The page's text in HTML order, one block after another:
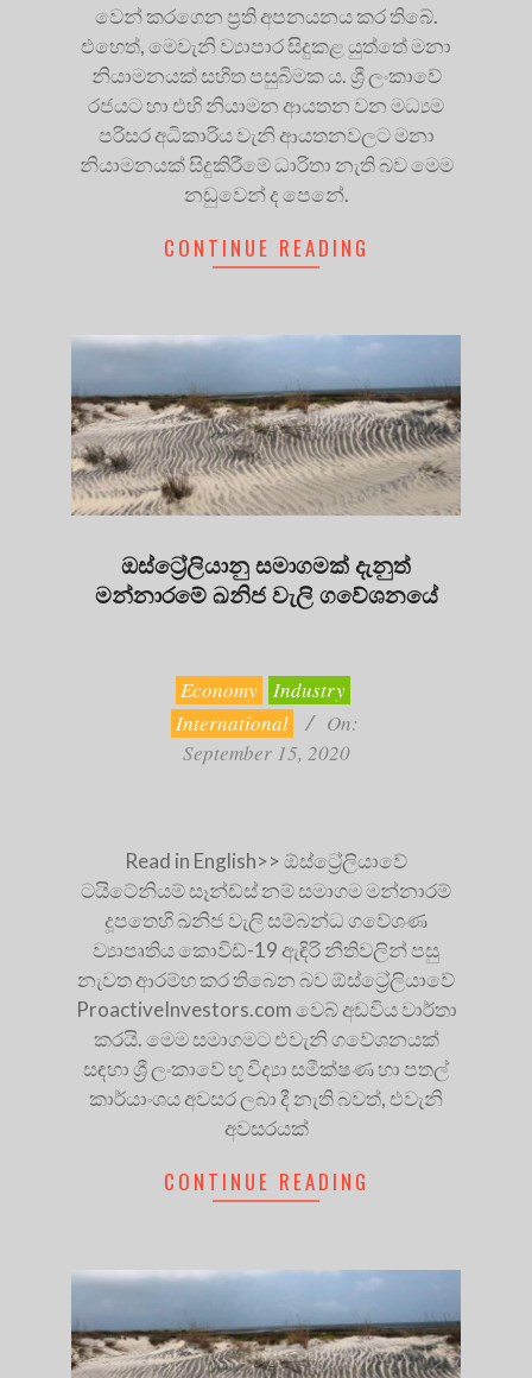
වෙන් කරගෙන ප්‍රති අපනයනය කර තිබේ.
එහෙත්, මෙවැනි ව්‍යාපාර සිදුකළ යුත්තේ මනා
නියාමනයක් සහිත පසුබිමක ය. ශ්‍රී ලංකාවේ
රජයට හා එහි නියාමන ආයතන වන මධ්‍යම
පරිසර අධිකාරිය වැනි ආයතනවලට මනා
නියාමනයක් සිදුකිරීමේ ධාරිතා නැති බව මෙම
නඩුවෙන් ද පෙනේ.
CONTINUE READING
ඔස්ට්‍රේලියානු සමාගමක් දැනුත්
මන්නාරමේ ඛනිජ වැලි ගවේශනයේ
Economy Industry
International
On:
September 15, 2020
Read in English>> ඕස්ට්‍රේලියාවේ
ටයිටේනියම් සෑන්ඩ්ස් නම් සමාගම මන්නාරම්
දූපතෙහි ඛනිජ වැලි සම්බන්ධ ගවේශණ
ව්‍යාපෘතිය කොවිඩ්-19 ඇඳිරි නීතිවලින් පසු
නැවත ආරම්භ කර තිබෙන බව ඕස්ට්‍රේලියාවේ
ProactiveInvestors.com වෙබ් අඩවිය වාර්තා
කරයි. මෙම සමාගමට එවැනි ගවේශනයක්
සඳහා ශ්‍රී ලංකාවේ භූ විද්‍යා සමීක්ෂණ හා පතල්
කාර්යාංශය අවසර ලබා දී නැති බවත්, එවැනි
අවසරයක්
CONTINUE READING